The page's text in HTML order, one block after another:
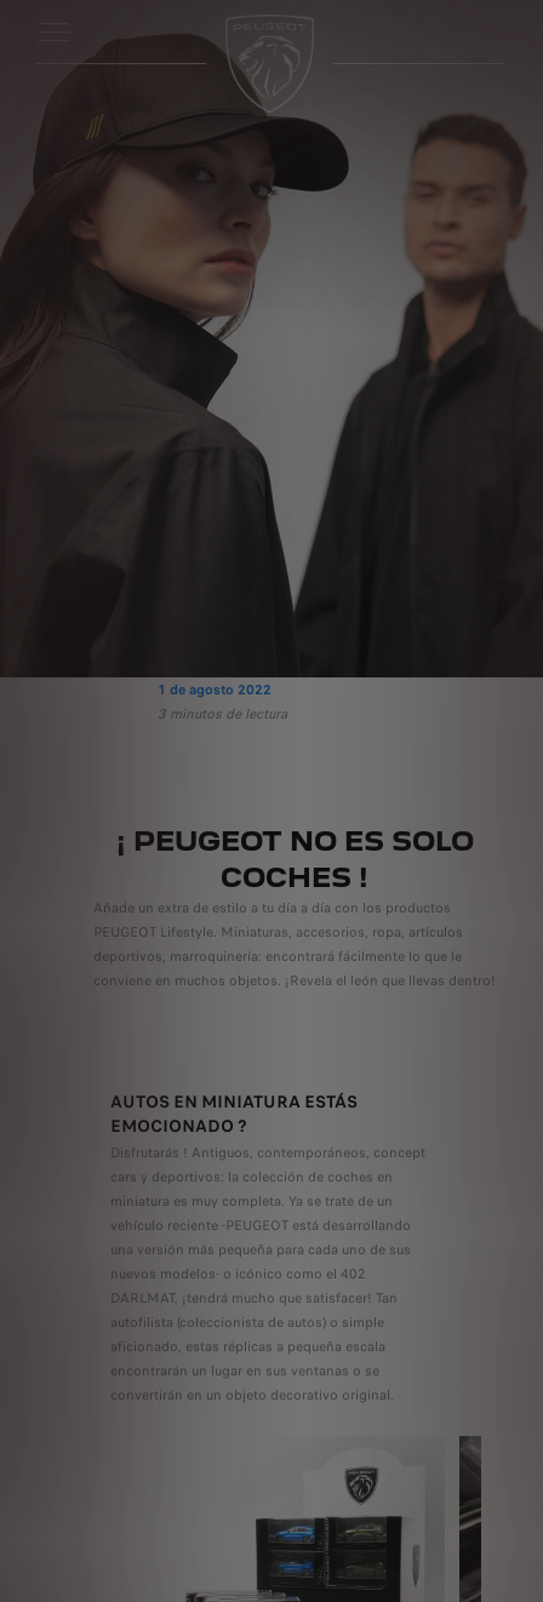
1 de agosto 2022
3 minutos de lectura
¡ PEUGEOT NO ES SOLO
COCHES !
Añade un extra de estilo a tu día a día con los productos
PEUGEOT Lifestyle. Miniaturas, accesorios, ropa, artículos
deportivos, marroquinería: encontrará fácilmente lo que le
conviene en muchos objetos. ¡Revela el león que llevas dentro!
AUTOS EN MINIATURA ESTÁS
EMOCIONADO ?
Disfrutarás ! Antiguos, contemporáneos, concept
cars y deportivos: la colección de coches en
miniatura es muy completa. Ya se trate de un
vehículo reciente -PEUGEOT está desarrollando
una versión más pequeña para cada uno de sus
nuevos modelos- o icónico como el 402
DARLMAT, ¡tendrá mucho que satisfacer! Tan
autofilista (coleccionista de autos) o simple
aficionado, estas réplicas a pequeña escala
encontrarán un lugar en sus ventanas o se
convertirán en un objeto decorativo original.